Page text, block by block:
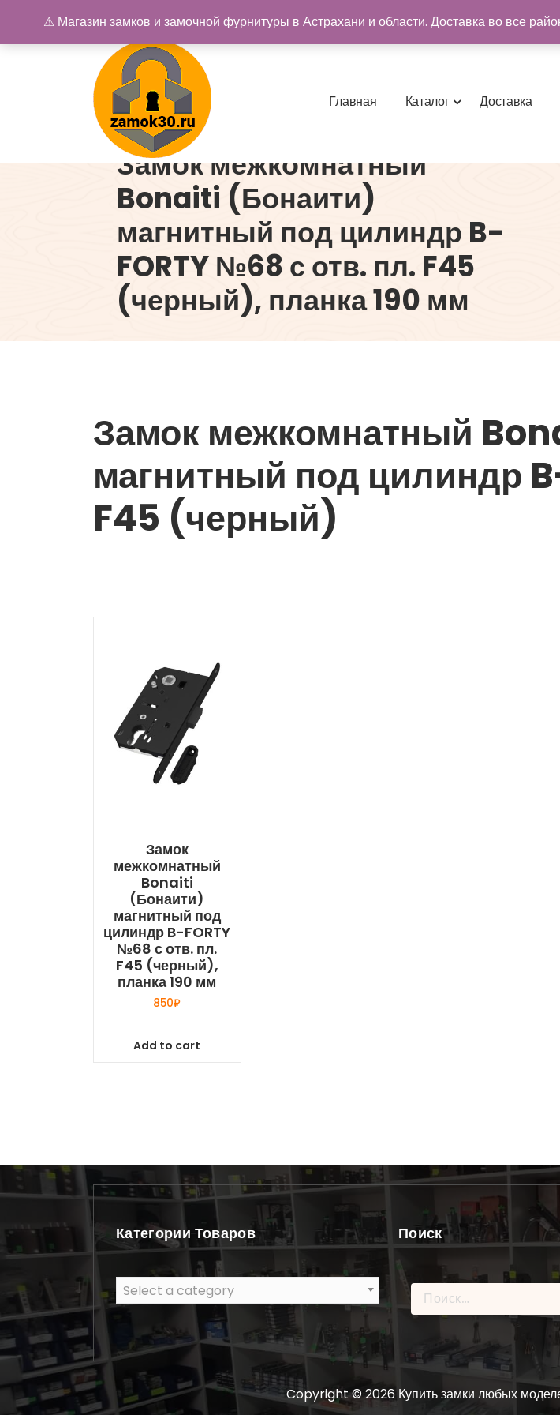
содержимому
Купить замок в Астрахани. Замки и дверная фурнитура
Главная Каталог Доставка
Замок межкомнатный
Bonaiti (Бонаити)
магнитный под цилиндр B-
FORTY №68 с отв. пл. F45
(черный), планка 190 мм
Замок межкомнатный
магнитный под цилиндр
F45 (черный)
Замок
межкомнатный
Bonaiti
(Бонаити)
магнитный под
цилиндр B-FORTY
№68 с отв. пл.
F45 (черный),
планка 190 мм
850₽
Add to cart
Категории Товаров
Select a category
Поиск
Найти:
Copyright © 2026 Купить замки любых
⚠ Магазин замков и замочной фурнитуры в Астрахани и области. Доставка во все